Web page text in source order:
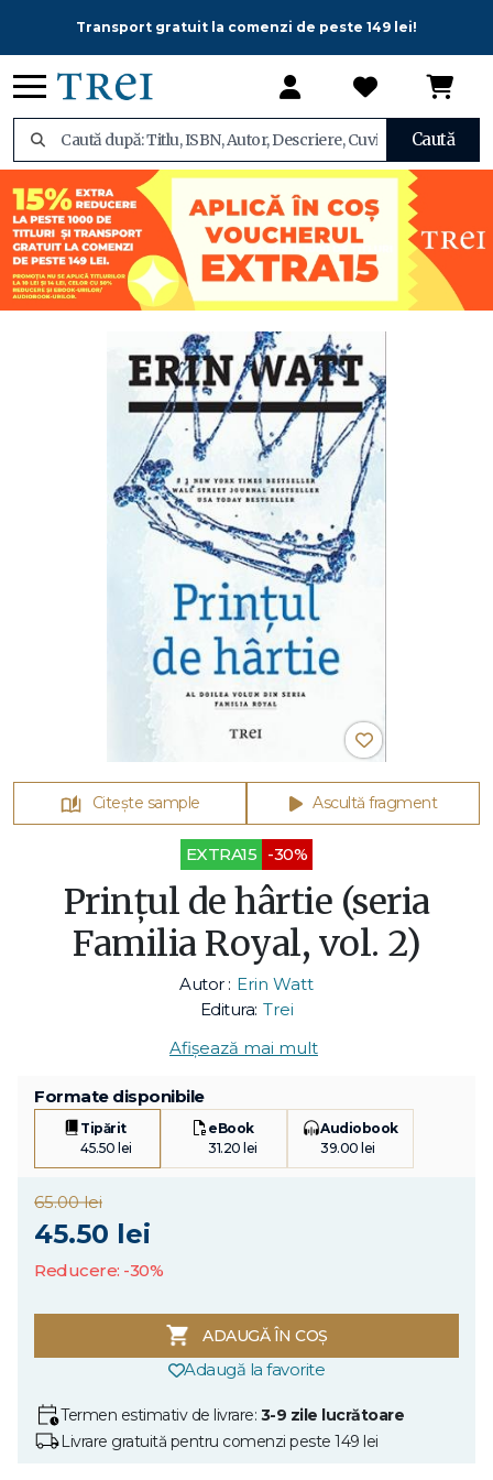
Transport gratuit la comenzi de peste 149 lei!
Caută
Citește sample Ascultă fragment
EXTRA15 -30%
Prințul de hârtie (seria
Familia Royal, vol. 2)
Autor : Erin Watt
Editura: Trei
Afișează mai mult
Formate disponibile
Tipărit
45.50 lei
eBook
31.20 lei
Audiobook
39.00 lei
65.00 lei
45.50 lei
Reducere: -30%
ADAUGĂ ÎN COȘ
Adaugă la favorite
Termen estimativ de livrare: 3-9 zile lucrătoare
Livrare gratuită pentru comenzi peste 149 lei